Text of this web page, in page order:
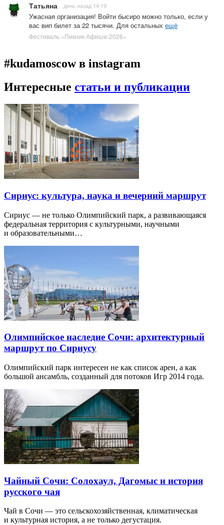
Татьяна день назад 14:19
Ужасная организация! Войти бысиро можно только, если у
вас вип билет за 22 тысячи. Для остальных ещё
Фестиваль «Пикник Афиши-2026»
#kudamoscow в instagram
Интересные статьи и публикации
Сириус: культура, наука и вечерний маршрут
Сириус — не только Олимпийский парк, а развивающаяся
федеральная территория с культурными, научными
и образовательными…
Олимпийское наследие Сочи: архитектурный
маршрут по Сириусу
Олимпийский парк интересен не как список арен, а как
большой ансамбль, созданный для потоков Игр 2014 года.
Чайный Сочи: Солохаул, Дагомыс и история
русского чая
Чай в Сочи — это сельскохозяйственная, климатическая
и культурная история, а не только дегустация.